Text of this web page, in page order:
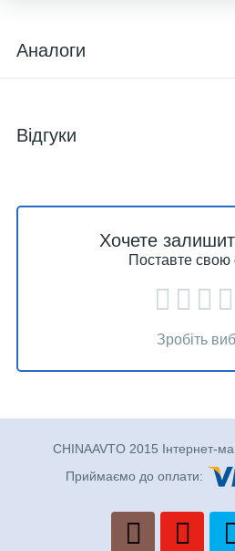
Аналоги
Відгуки
Хочете
Поставте свою
Зробіть
CHINAAVTO 2015 Інтернет-
Приймаємо до оплати: